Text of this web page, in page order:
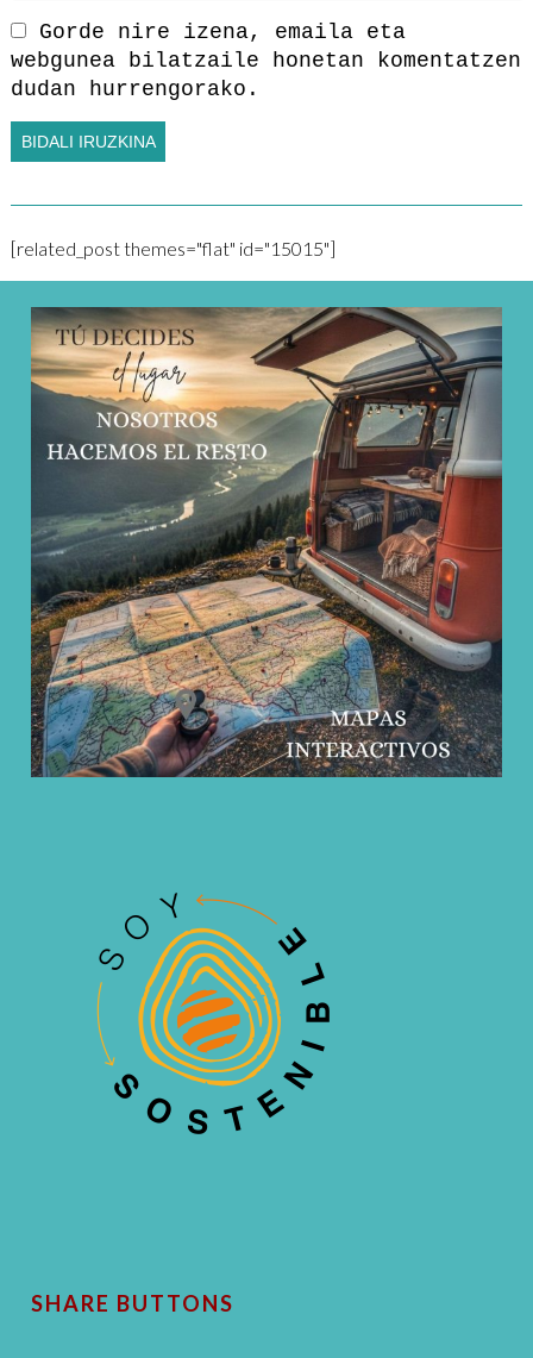
Gorde nire izena, emaila eta
webgunea bilatzaile honetan komentatzen
dudan hurrengorako.
[related_post themes="flat" id="15015"]
SHARE BUTTONS